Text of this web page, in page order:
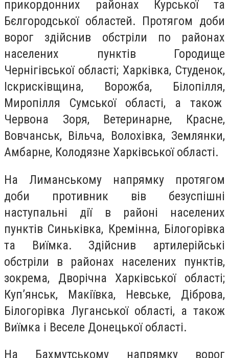
прикордонних районах Курської та
Бєлгородської областей. Протягом доби
ворог здійснив обстріли по районах
населених пунктів Городище
Чернігівської області; Харківка, Студенок,
Іскрисківщина, Ворожба, Білопілля,
Миропілля Сумської області, а також
Червона Зоря, Ветеринарне, Красне,
Вовчанськ, Вільча, Волохівка, Землянки,
Амбарне, Колодязне Харківської області.
На Лиманському напрямку протягом
доби противник вів безуспішні
наступальні дії в районі населених
пунктів Синьківка, Кремінна, Білогорівка
та Виїмка. Здійснив артилерійські
обстріли в районах населених пунктів,
зокрема, Дворічна Харківської області;
Куп’янськ, Макіївка, Невське, Діброва,
Білогорівка Луганської області, а також
Виїмка і Веселе Донецької області.
На Бахмутському напрямку ворог